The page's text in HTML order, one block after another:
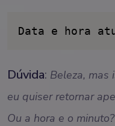
Data e hora
Dúvida: Beleza, mas
eu quiser retornar
Ou a hora e o minuto?